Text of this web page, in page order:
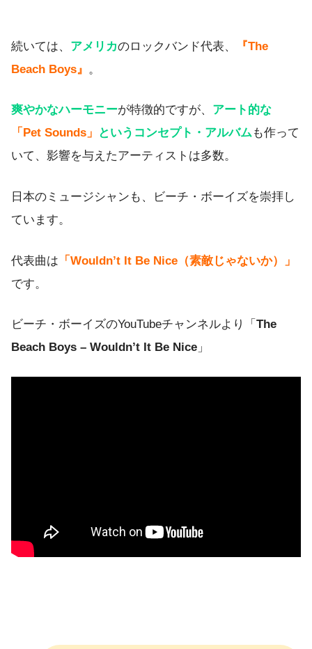
続いては、 アメリカのロックバンド代表、
『The
Beach Boys』 。
爽やかなハーモニーが特徴的ですが、 アート的な
「Pet Sounds」
というコンセプト・アルバムも作って
いて、影響を与えたアーティストは多数。
日本のミュージシャンも、ビーチ・ボーイズを崇拝し
ています。
代表曲は 「Wouldn’t It Be Nice（素敵じゃないか）」
です。
ビーチ・ボーイズのYouTubeチャンネルより「 The
Beach Boys – Wouldn’t It Be Nice 」